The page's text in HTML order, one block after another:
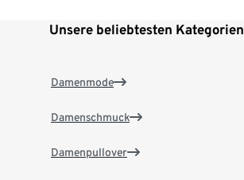
Unsere beliebtesten Kategorien
Damenmode
Damenschmuck
Damenpullover